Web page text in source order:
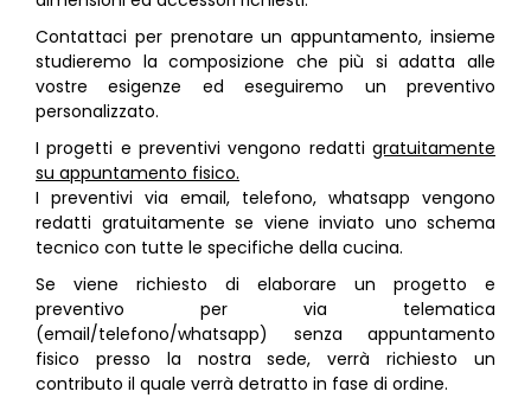
Contattaci per prenotare un appuntamento, insieme
studieremo la composizione che più si adatta alle
vostre esigenze ed eseguiremo un preventivo
personalizzato.
I progetti e preventivi vengono redatti gratuitamente
su appuntamento fisico.
I preventivi via email, telefono, whatsapp vengono
redatti gratuitamente se viene inviato uno schema
tecnico con tutte le specifiche della cucina.
Se viene richiesto di elaborare un progetto e
preventivo per via telematica
(email/telefono/whatsapp) senza appuntamento
fisico presso la nostra sede, verrà richiesto un
contributo il quale verrà detratto in fase di ordine.